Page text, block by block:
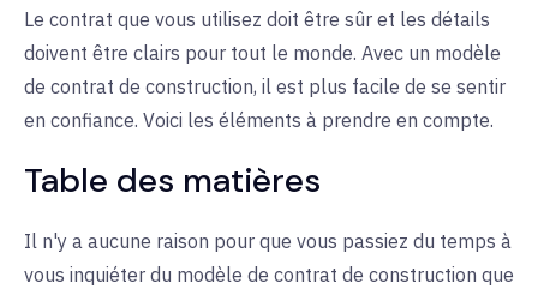
Le contrat que vous utilisez doit être sûr et les détails
doivent être clairs pour tout le monde. Avec un modèle
de contrat de construction, il est plus facile de se sentir
en confiance. Voici les éléments à prendre en compte.
Table des matières
Il n'y a aucune raison pour que vous passiez du temps à
vous inquiéter du modèle de contrat de construction que